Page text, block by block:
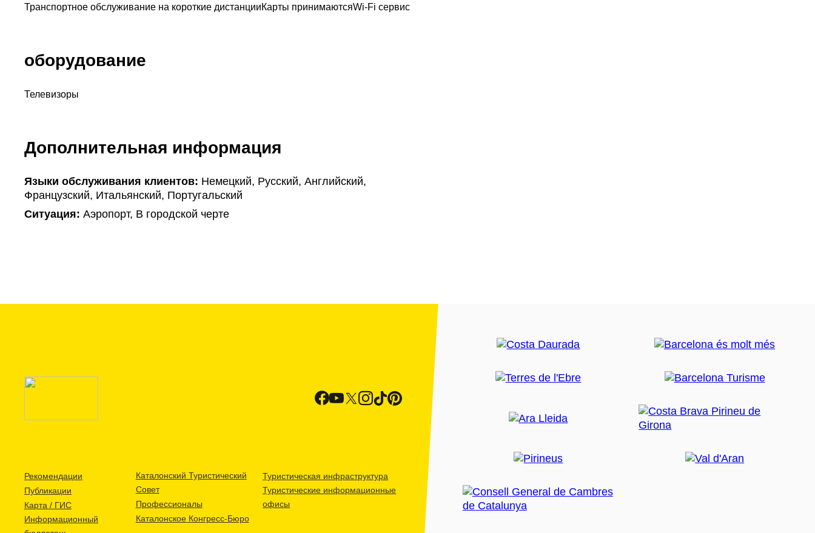
Транспортное обслуживание на короткие дистанцииКарты принимаютсяWi-Fi сервис
оборудование
Телевизоры
Дополнительная информация
Языки обслуживания клиентов: Немецкий, Русский, Английский,
Французский, Итальянский, Португальский
Ситуация: Аэропорт, В городской черте
Рекомендации
Публикации
Карта / ГИС
Информационный
Каталонский Туристический
Совет
Профессионалы
Каталонское Конгресс-Бюро
Туристическая инфраструктура
Туристические информационные
офисы